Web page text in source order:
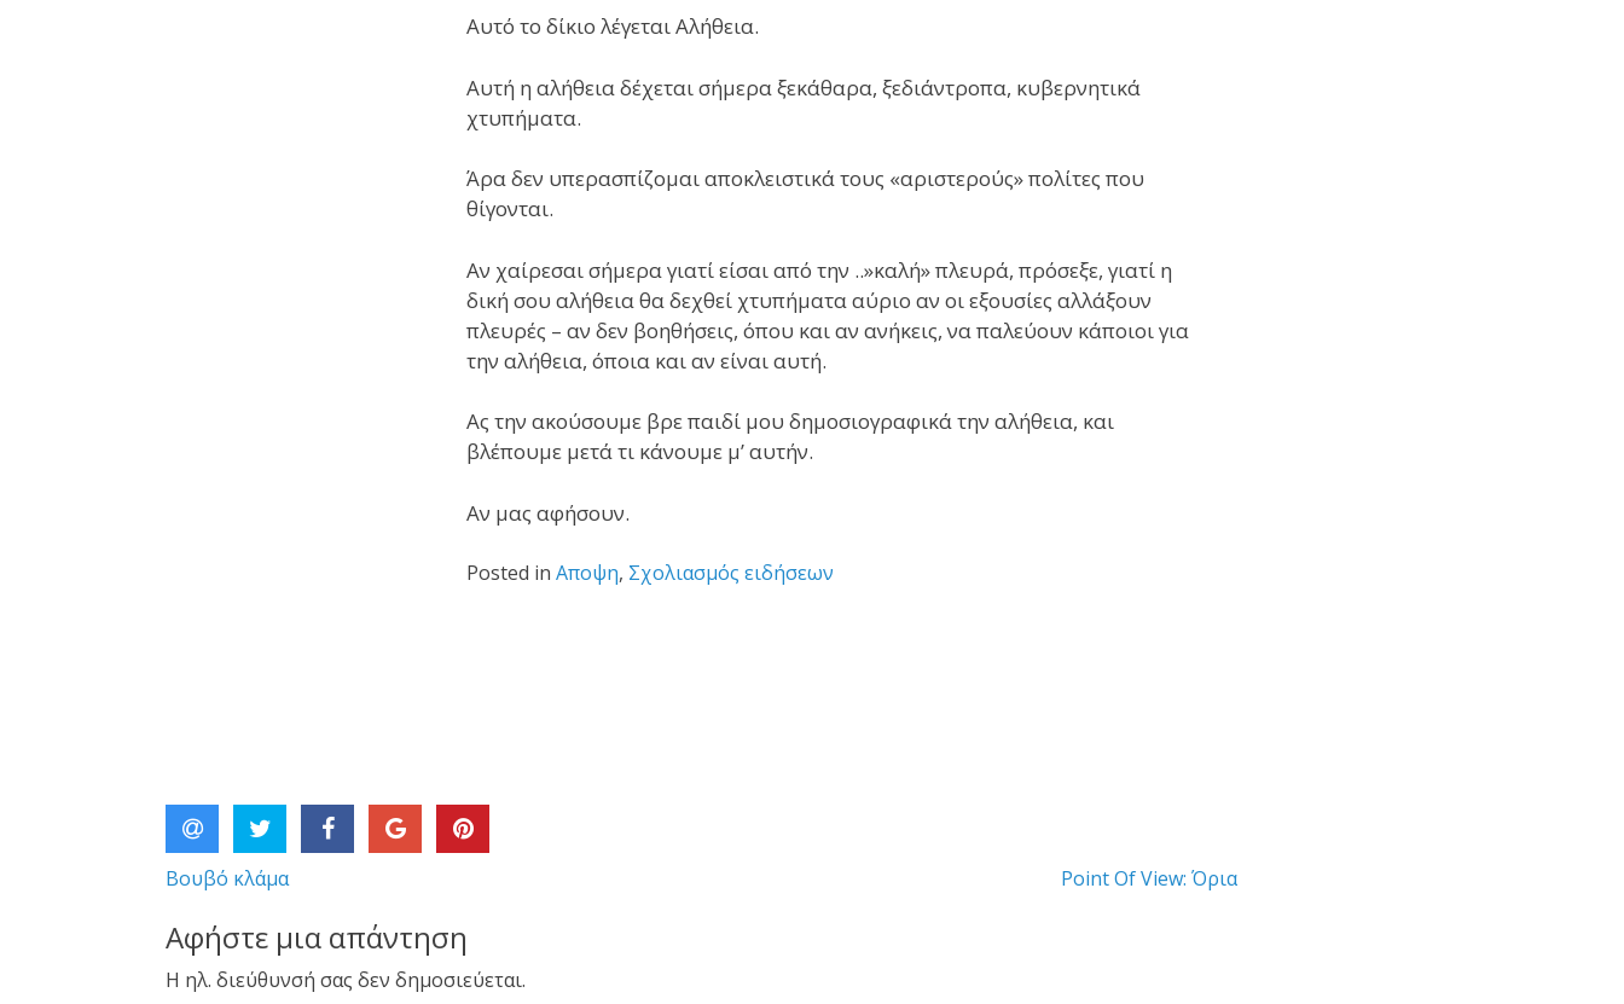
Αυτό το δίκιο λέγεται Αλήθεια.
Αυτή η αλήθεια δέχεται σήμερα ξεκάθαρα, ξεδιάντροπα, κυβερνητικά
χτυπήματα.
Άρα δεν υπερασπίζομαι αποκλειστικά τους «αριστερούς» πολίτες που
θίγονται.
Αν χαίρεσαι σήμερα γιατί είσαι από την ..»καλή» πλευρά, πρόσεξε, γιατί η
δική σου αλήθεια θα δεχθεί χτυπήματα αύριο αν οι εξουσίες αλλάξουν
πλευρές – αν δεν βοηθήσεις, όπου και αν ανήκεις, να παλεύουν κάποιοι για
την αλήθεια, όποια και αν είναι αυτή.
Ας την ακούσουμε βρε παιδί μου δημοσιογραφικά την αλήθεια, και
βλέπουμε μετά τι κάνουμε μ’ αυτήν.
Αν μας αφήσουν.
Posted inΑποψη, Σχολιασμός ειδήσεων
Πλοήγηση
άρθρων
Βουβό κλάμα Point Of View: Όρια
Αφήστε μια απάντηση
Η ηλ. διεύθυνσή σας δεν δημοσιεύεται.